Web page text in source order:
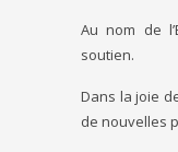
Au nom de
soutien.
Dans la joie
de nouvelles